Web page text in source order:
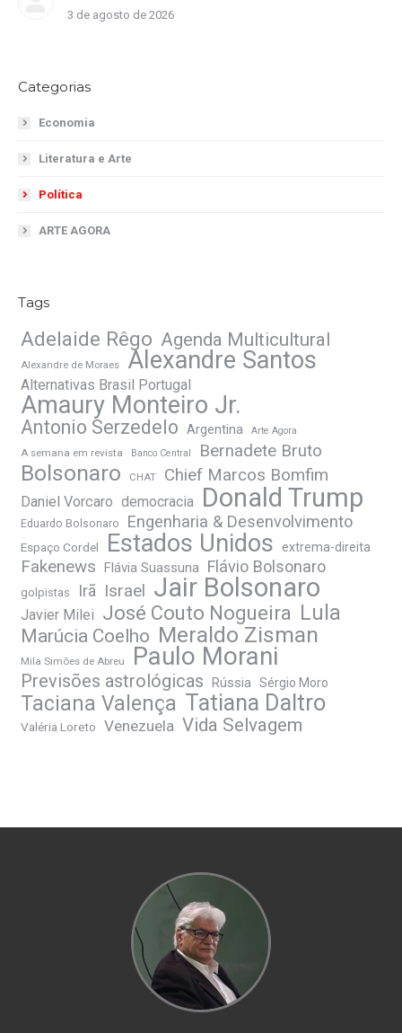
3 de agosto de 2026
Categorias
Economia
Literatura e Arte
Política
ARTE AGORA
Tags
Adelaide Rêgo Agenda Multicultural
Alexandre de Moraes Alexandre Santos
Alternativas Brasil Portugal
Amaury Monteiro Jr.
Antonio Serzedelo Argentina Arte Agora
A semana em revista Banco Central Bernadete Bruto
Bolsonaro CHAT Chief Marcos Bomfim
Daniel Vorcaro democracia Donald Trump
Eduardo Bolsonaro Engenharia & Desenvolvimento
Espaço Cordel Estados Unidos extrema-direita
Fakenews Flávia Suassuna Flávio Bolsonaro
golpistas Irã Israel Jair Bolsonaro
Javier Milei José Couto Nogueira Lula
Marúcia Coelho Meraldo Zisman
Mila Simões de Abreu Paulo Morani
Previsões astrológicas Rússia Sérgio Moro
Taciana Valença Tatiana Daltro
Valéria Loreto Venezuela Vida Selvagem